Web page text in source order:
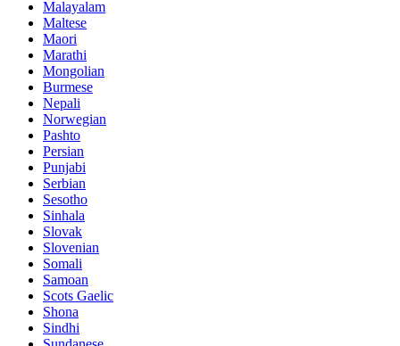
Malayalam
Maltese
Maori
Marathi
Mongolian
Burmese
Nepali
Norwegian
Pashto
Persian
Punjabi
Serbian
Sesotho
Sinhala
Slovak
Slovenian
Somali
Samoan
Scots Gaelic
Shona
Sindhi